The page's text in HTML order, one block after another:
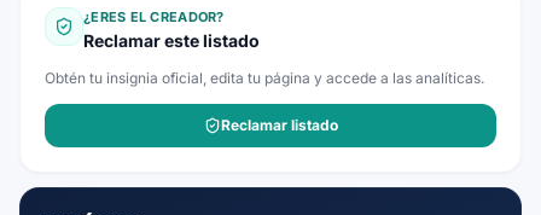
¿ERES EL CREADOR?
Reclamar este listado
Obtén tu insignia oficial, edita tu página y accede a las analíticas.
Reclamar listado